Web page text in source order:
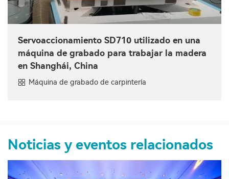
Servoaccionamiento SD710 utilizado en una
máquina de grabado para trabajar la madera
en Shanghái, China
Máquina de grabado de carpintería
Noticias y eventos relacionados